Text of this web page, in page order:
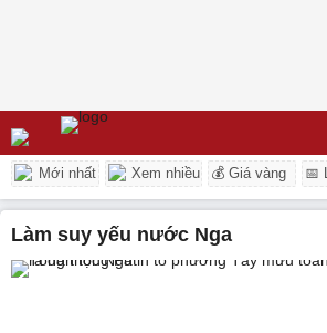
Mới nhất Xem nhiều 💰 Giá vàng 📅
làm suy yếu nước Nga